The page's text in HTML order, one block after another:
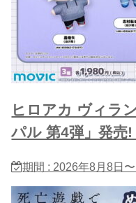
ヒロアカ ヴィラ
パル 第4弾」発売!
期間 : 2026年8月8日